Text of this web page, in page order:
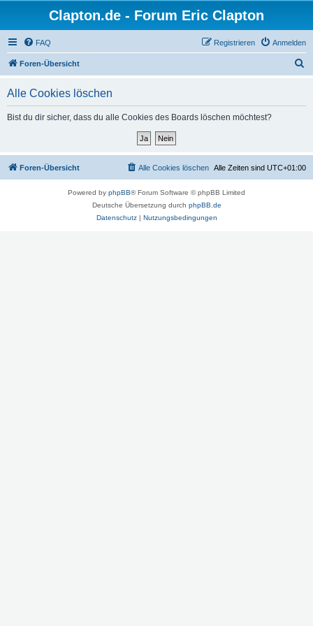
Clapton.de - Forum Eric Clapton
FAQ Anmelden
Registrieren
Foren-Übersicht
Alle Cookies löschen
Bist du dir sicher, dass du alle Cookies des Boards löschen möchtest?
Foren-Übersicht Alle Zeiten sind UTC+01:00
Alle Cookies löschen
Powered by phpBB® Forum Software © phpBB Limited
Deutsche Übersetzung durch phpBB.de
Datenschutz| Nutzungsbedingungen